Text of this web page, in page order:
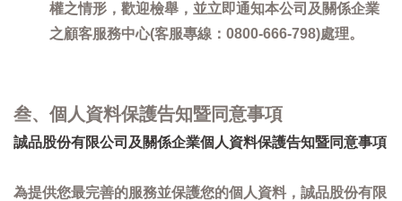
權之情形，歡迎檢舉，並立即通知本公司及關係企業
之顧客服務中心(客服專線：0800-666-798)處理。
叁、個人資料保護告知暨同意事項
誠品股份有限公司及關係企業個人資料保護告知暨同意事項
為提供您最完善的服務並保護您的個人資料，誠品股份有限